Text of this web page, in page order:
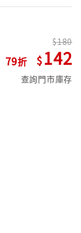
79
180
142
查詢門市庫存